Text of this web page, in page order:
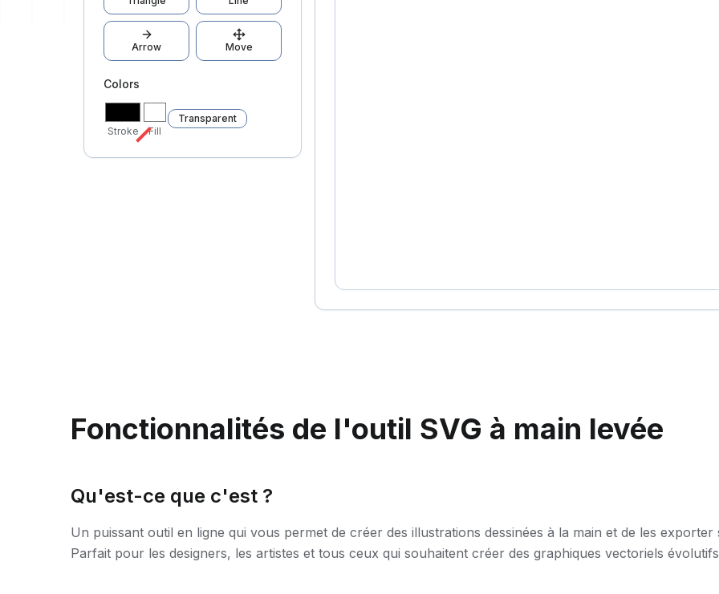
Arrow Move
Colors
Stroke Fill
Transparent
Fonctionnalités de l'outil SVG à main levée
Qu'est-ce que c'est ?
Un puissant outil en ligne qui vous permet de créer des illustrations dessinées à la main et de les
Parfait pour les designers, les artistes et tous ceux qui souhaitent créer des graphiques vectoriels